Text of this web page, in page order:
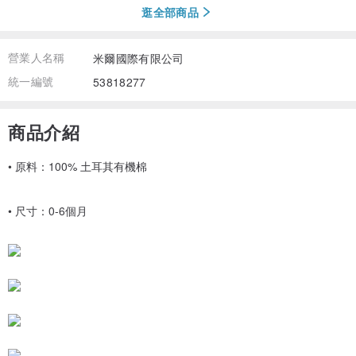
逛全部商品
營業人名稱
米爾國際有限公司
統一編號
53818277
商品介紹
• 原料：100% 土耳其有機棉
• 尺寸：0-6個月